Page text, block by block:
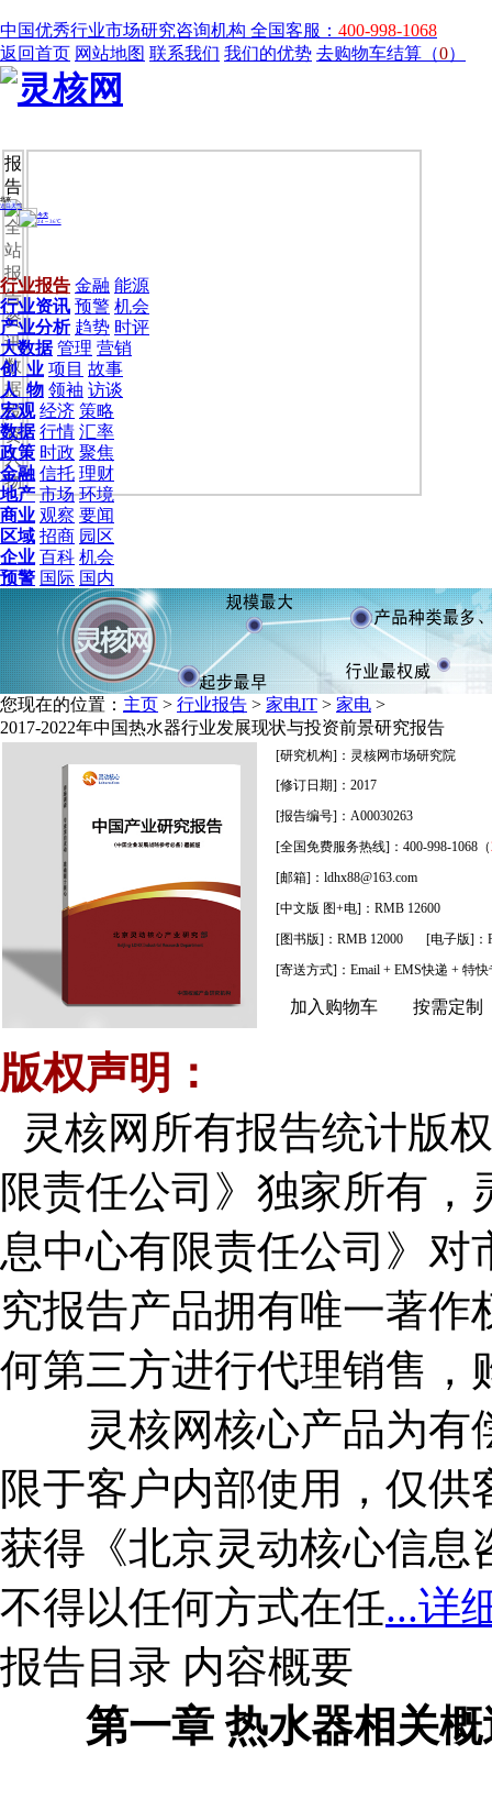
中国优秀行业市场研究咨询机构 全国客服： 400-998-1068
返回首页 网站地图 联系我们 我们的优势 去购物车结算（0）
报
告
全
站
报
告
资
讯
数
据
投
资
人
物
行业报告 金融 能源
行业资讯 预警 机会
产业分析 趋势 时评
大数据 管理 营销
创 业 项目 故事
人 物 领袖 访谈
宏观 经济 策略
数据 行情 汇率
政策 时政 聚焦
金融 信托 理财
地产 市场 环境
商业 观察 要闻
区域 招商 园区
企业 百科 机会
预警 国际 国内
您现在的位置： 主页 > 行业报告 > 家电IT > 家电 >
2017-2022年中国热水器行业发展现状与投资前景研究报告
[研究机构]：灵核网市场研究院
[修订日期]：2017
[报告编号]：A00030263
[全国免费服务热线]：400-998-1068（
[邮箱]：ldhx88@163.com
[中文版 图+电]：RMB 12600
[图书版]：RMB 12000 [电子版]：
[寄送方式]： Email + EMS快递 + 特
加入购物车 按需定制
版权声明：
灵核网所有报告统计版
限责任公司》独家所有
息中心有限责任公司》
究报告产品拥有唯一著
何第三方进行代理销售，
灵核网核心产品为有
限于客户内部使用，仅
获得《北京灵动核心信息
不得以任何方式在任...详
报告目录 内容概要
第一章 热水器相关概